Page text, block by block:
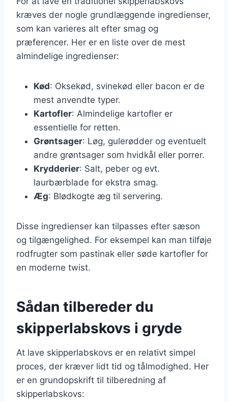
kræves der nogle grundlæggende ingredienser,
som kan varieres alt efter smag og
præferencer. Her er en liste over de mest
almindelige ingredienser:
Kød: Oksekød, svinekød eller bacon er de
mest anvendte typer.
Kartofler: Almindelige kartofler er
essentielle for retten.
Grøntsager: Løg, gulerødder og eventuelt
andre grøntsager som hvidkål eller porrer.
Krydderier: Salt, peber og evt.
laurbærblade for ekstra smag.
Æg: Blødkogte æg til servering.
Disse ingredienser kan tilpasses efter sæson
og tilgængelighed. For eksempel kan man tilføje
rodfrugter som pastinak eller søde kartofler for
en moderne twist.
Sådan tilbereder du
skipperlabskovs i gryde
At lave skipperlabskovs er en relativt simpel
proces, der kræver lidt tid og tålmodighed. Her
er en grundopskrift til tilberedning af
skipperlabskovs: